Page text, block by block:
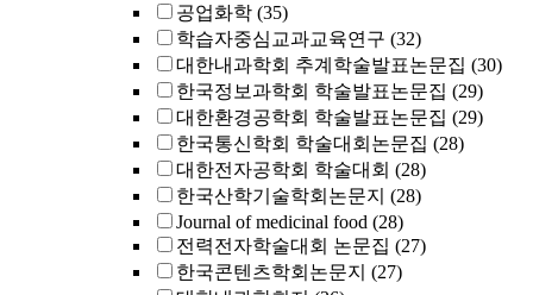
공업화학 (35)
학습자중심교과교육연구 (32)
대한내과학회 추계학술발표논문집 (30)
한국정보과학회 학술발표논문집 (29)
대한환경공학회 학술발표논문집 (29)
한국통신학회 학술대회논문집 (28)
대한전자공학회 학술대회 (28)
한국산학기술학회논문지 (28)
Journal of medicinal food (28)
전력전자학술대회 논문집 (27)
한국콘텐츠학회논문지 (27)